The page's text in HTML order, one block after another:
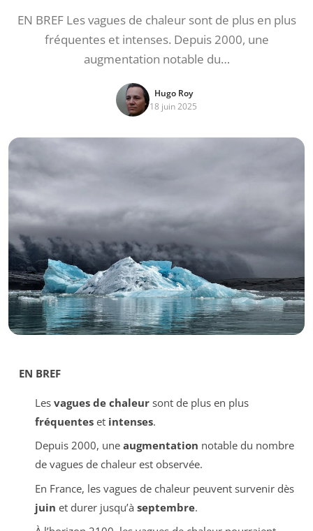
EN BREF Les vagues de chaleur sont de plus en plus
fréquentes et intenses. Depuis 2000, une
augmentation notable du…
Hugo Roy
18 juin 2025
EN BREF
Les vagues de chaleursont de plus en plus
fréquenteset intenses.
Depuis 2000, une augmentation notable du nombre
de vagues de chaleur est observée.
En France, les vagues de chaleur peuvent survenir dès
juin et durer jusqu’à septembre.